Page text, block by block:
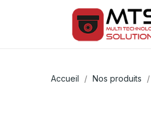
Accueil Nos produits